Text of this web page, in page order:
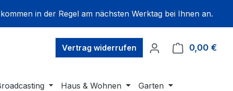
in der Regel am nächsten Werktag bei Ihnen an.
Vertrag widerrufen 0,00 €
Haus & Wohnen
Garten